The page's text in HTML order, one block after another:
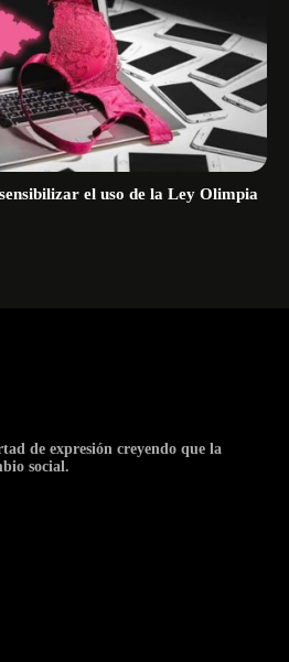
el uso de la Ley Olimpia
de expresión creyendo que la
social.